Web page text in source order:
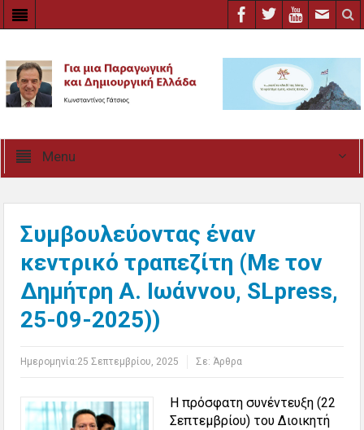
Menu
Συμβουλεύοντας έναν
κεντρικό τραπεζίτη (Με τον
Δημήτρη Α. Ιωάννου, SLpress,
25-09-2025))
Ημερομηνία:25 Σεπτεμβρίου, 2025 Σε:Άρθρα
Η πρόσφατη συνέντευξη (22
Σεπτεμβρίου) του Διοικητή